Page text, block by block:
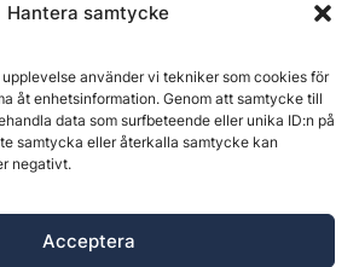
Hantera samtycke
använder vi tekniker som cookies för
åt enhetsinformation. Genom att samtycke till
data som surfbeteende eller unika ID:n på
samtycka eller återkalla samtycke kan
negativt.
Acceptera
827 32 Ljusdal, org.nr: 556625-6425 -
Henrik Ekberg. Innehållet på denna